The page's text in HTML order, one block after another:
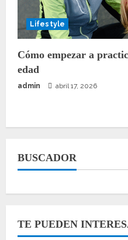
Lifestyle
Cómo empezar a
edad
admin abril 17, 2026
BUSCADOR
TE PUEDEN